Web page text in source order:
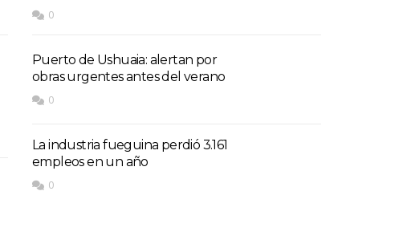
0
Puerto de Ushuaia: alertan por
obras urgentes antes del verano
0
La industria fueguina perdió 3.161
empleos en un año
0